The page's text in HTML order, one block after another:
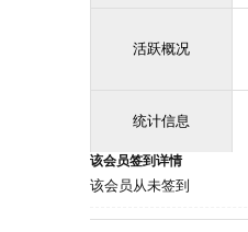
活跃概况
统计信息
该会员签到详情
该会员从未签到